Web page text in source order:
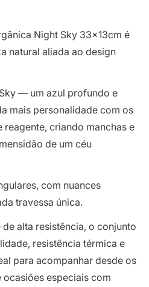
Night Sky 33x13cm é
natural aliada ao design
— um azul profundo e
mais personalidade com os
criando manchas e
de um céu
com nuances
travessa única.
alta resistência, o conjunto
resistência térmica e
para acompanhar desde os
especiais com